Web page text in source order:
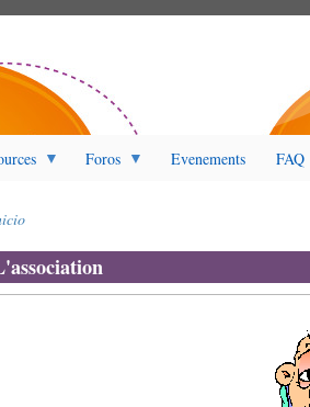
Foros Evenements FAQ